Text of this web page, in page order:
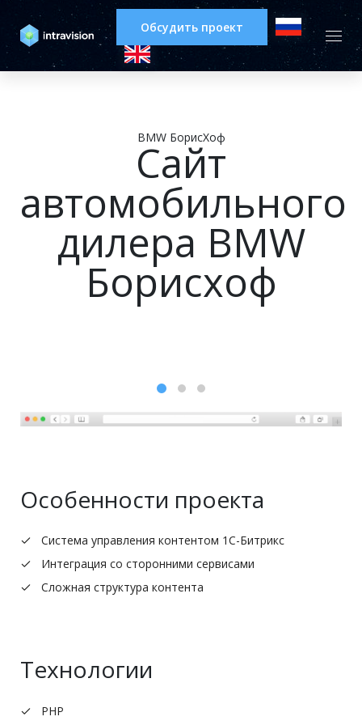
Обсудить проект
BMW БорисХоф
Сайт
автомобильного
дилера BMW
Борисхоф
Особенности проекта
Система управления контентом 1С-Битрикс
Интеграция со сторонними сервисами
Сложная структура контента
Технологии
PHP